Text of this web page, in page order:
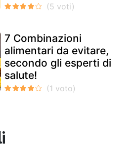
7 Combinazioni
alimentari da evitare,
secondo gli esperti di
salute!